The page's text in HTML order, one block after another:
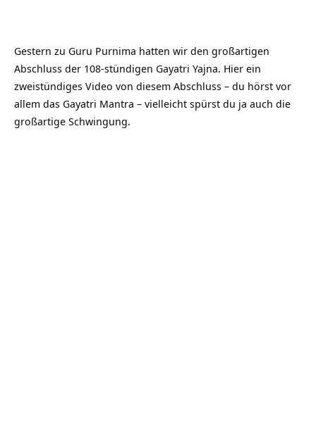
Gestern zu Guru Purnima hatten wir den großartigen
Abschluss der 108-stündigen Gayatri Yajna. Hier ein
zweistündiges Video von diesem Abschluss – du hörst vor
allem das Gayatri Mantra – vielleicht spürst du ja auch die
großartige Schwingung.